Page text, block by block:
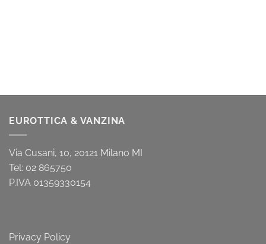
EUROTTICA & VANZINA
Via Cusani, 10, 20121 Milano MI
Tel: 02 865750
P.IVA 01359330154
Privacy Policy